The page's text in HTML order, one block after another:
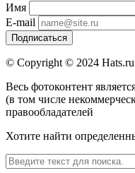
Имя
E-mail
Подписаться
© Copyright © 2024
Весь фотоконтент
(в том числе
правообладателей
Хотите найти